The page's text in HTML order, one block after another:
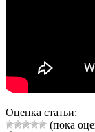
Оценка статьи:
(пока